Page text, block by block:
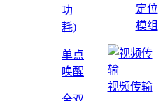
功
耗)
单点
唤醒
定位
模组
视频传输